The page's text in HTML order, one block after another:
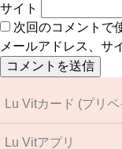
サイト
次回のコメントで
メールアドレス、サ
Lu Vitカード (プリ
Lu Vitアプリ